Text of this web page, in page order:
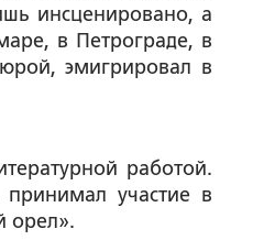
инсценировано, а
в Петрограде, в
эмигрировал в
работой.
принимал участие в
орел».